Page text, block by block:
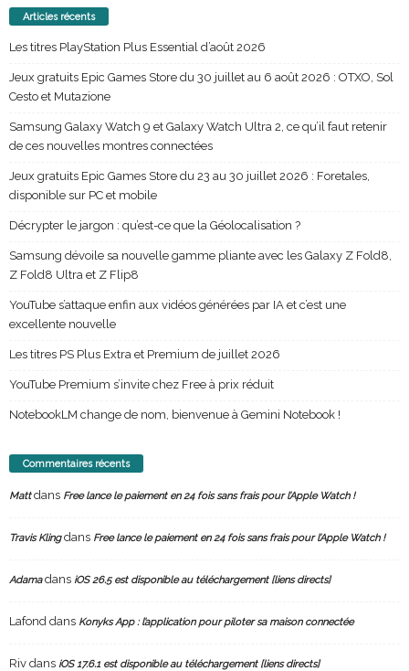
Articles récents
Les titres PlayStation Plus Essential d’août 2026
Jeux gratuits Epic Games Store du 30 juillet au 6 août 2026 : OTXO, Sol
Cesto et Mutazione
Samsung Galaxy Watch 9 et Galaxy Watch Ultra 2, ce qu’il faut retenir
de ces nouvelles montres connectées
Jeux gratuits Epic Games Store du 23 au 30 juillet 2026 : Foretales,
disponible sur PC et mobile
Décrypter le jargon : qu’est-ce que la Géolocalisation ?
Samsung dévoile sa nouvelle gamme pliante avec les Galaxy Z Fold8,
Z Fold8 Ultra et Z Flip8
YouTube s’attaque enfin aux vidéos générées par IA et c’est une
excellente nouvelle
Les titres PS Plus Extra et Premium de juillet 2026
YouTube Premium s’invite chez Free à prix réduit
NotebookLM change de nom, bienvenue à Gemini Notebook !
Commentaires récents
Mattdans Free lance le paiement en 24 fois sans frais pour l’Apple Watch !
Travis Klingdans Free lance le paiement en 24 fois sans frais pour l’Apple Watch !
Adamadans iOS 26.5 est disponible au téléchargement [liens directs]
Lafond dans Konyks App : l’application pour piloter sa maison connectée
Riv dans iOS 17.6.1 est disponible au téléchargement [liens directs]